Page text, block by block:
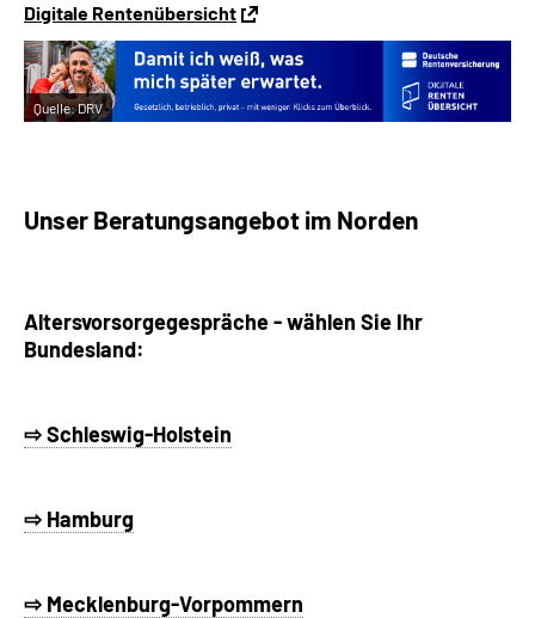
Digitale Rentenübersicht
Quelle:DRV
Unser Beratungsangebot im Norden
Altersvorsorgegespräche - wählen Sie Ihr
Bundesland:
⇨ Schleswig-Holstein
⇨ Hamburg
⇨ Mecklenburg-Vorpommern